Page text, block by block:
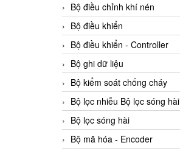
Bộ điều chỉnh khí nén
Bộ điều khiển
Bộ điều khiển - Controller
Bộ ghi dữ liệu
Bộ kiểm soát chống cháy
Bộ lọc nhiễu Bộ lọc sóng hài
Bộ lọc sóng hài
Bộ mã hóa - Encoder